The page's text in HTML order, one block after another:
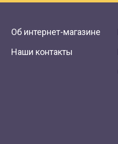
Об интернет-магазине
Наши контакты